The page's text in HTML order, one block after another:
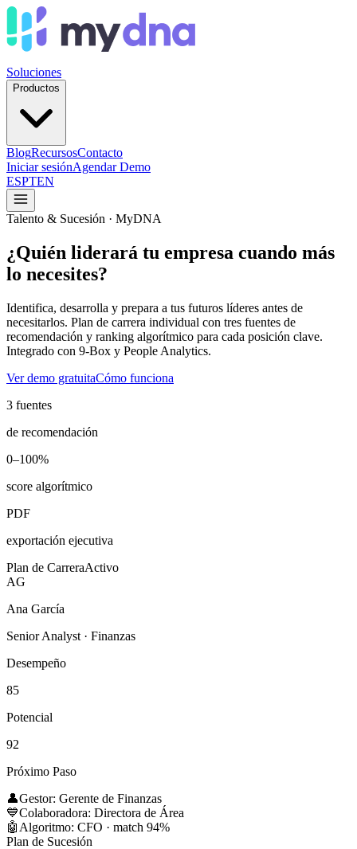
Soluciones
Productos
BlogRecursosContacto
Iniciar sesiónAgendar Demo
ESPTEN
Talento & Sucesión · MyDNA
¿Quién liderará tu empresa cuando más
lo necesites?
Identifica, desarrolla y prepara a tus futuros líderes antes de
necesitarlos. Plan de carrera individual con tres fuentes de
recomendación y ranking algorítmico para cada posición clave.
Integrado con 9-Box y People Analytics.
Ver demo gratuitaCómo funciona
3 fuentes
de recomendación
0–100%
score algorítmico
PDF
exportación ejecutiva
Plan de CarreraActivo
AG
Ana García
Senior Analyst · Finanzas
Desempeño
85
Potencial
92
Próximo Paso
👤Gestor: Gerente de Finanzas
💙Colaboradora: Directora de Área
🤖 Algoritmo: CFO · match 94%
Plan de Sucesión